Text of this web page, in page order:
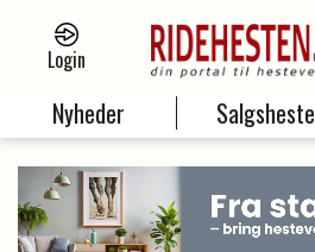
Login
Nyheder Salgsheste